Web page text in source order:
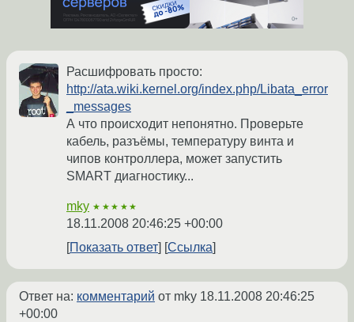
Расшифровать просто:
http://ata.wiki.kernel.org/index.php/Libata_error
_messages
А что происходит непонятно. Проверьте
кабель, разъёмы, температуру винта и
чипов контроллера, может запустить
SMART диагностику...
mky ★★★★★
18.11.2008 20:46:25 +00:00
Показать ответ
Ссылка
Ответ на: комментарий от mky 18.11.2008 20:46:25
+00:00